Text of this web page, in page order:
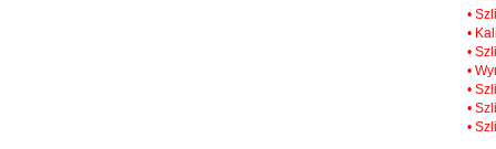
•
•
•
•
•
•
•